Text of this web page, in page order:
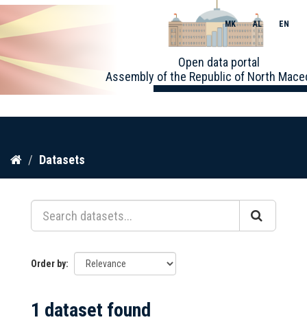
Skip
content
Open data portal
Assembly of the Republic of North
MK AL EN
Datasets
Order by
1 dataset found